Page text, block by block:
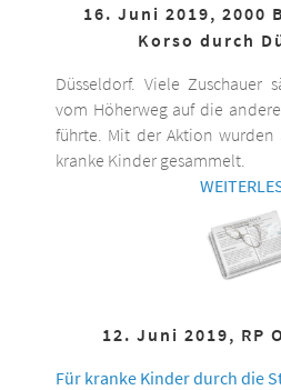
16. Juni 2019, 2000
Korso durch
Düsseldorf. Viele Zuschauer
vom Höherweg auf die
führte. Mit der Aktion
kranke Kinder gesammelt.
12. Juni 2019, RP
Für kranke Kinder durch die